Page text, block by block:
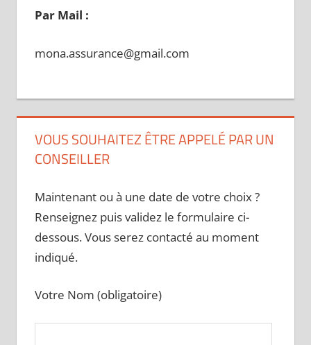
Par Mail :
mona.assurance@gmail.com
VOUS SOUHAITEZ ÊTRE APPELÉ PAR UN
CONSEILLER
Maintenant ou à une date de votre choix ?
Renseignez puis validez le formulaire ci-
dessous. Vous serez contacté au moment
indiqué.
Votre Nom (obligatoire)